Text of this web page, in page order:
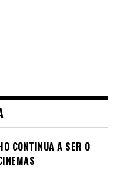
CONTINUA A SER O